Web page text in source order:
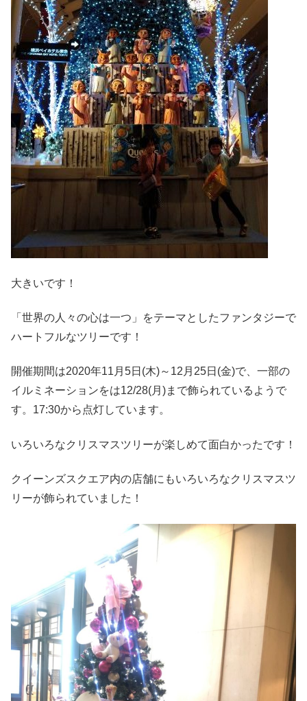
大きいです！
「世界の人々の心は一つ」をテーマとしたファンタジーで
ハートフルなツリーです！
開催期間は2020年11月5日(木)～12月25日(金)で、一部の
イルミネーションをは12/28(月)まで飾られているようで
す。17:30から点灯しています。
いろいろなクリスマスツリーが楽しめて面白かったです！
クイーンズスクエア内の店舗にもいろいろなクリスマスツ
リーが飾られていました！